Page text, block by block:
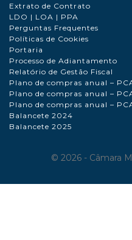
Extrato de Contrato
LDO | LOA | PPA
Perguntas Frequentes
Políticas de Cookies
Portaria
Processo de Adiantamento
Relatório de Gestão Fiscal
Plano de compras anual –
Plano de compras anual –
Plano de compras anual –
Balancete 2024
Balancete 2025
© 2026 - Câmara